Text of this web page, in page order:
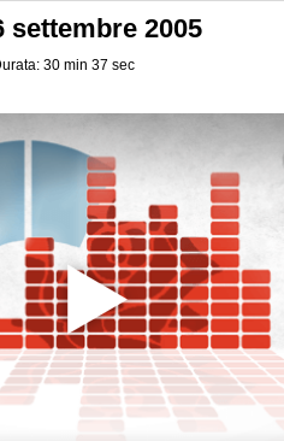
settembre 2005
30 min 37 sec